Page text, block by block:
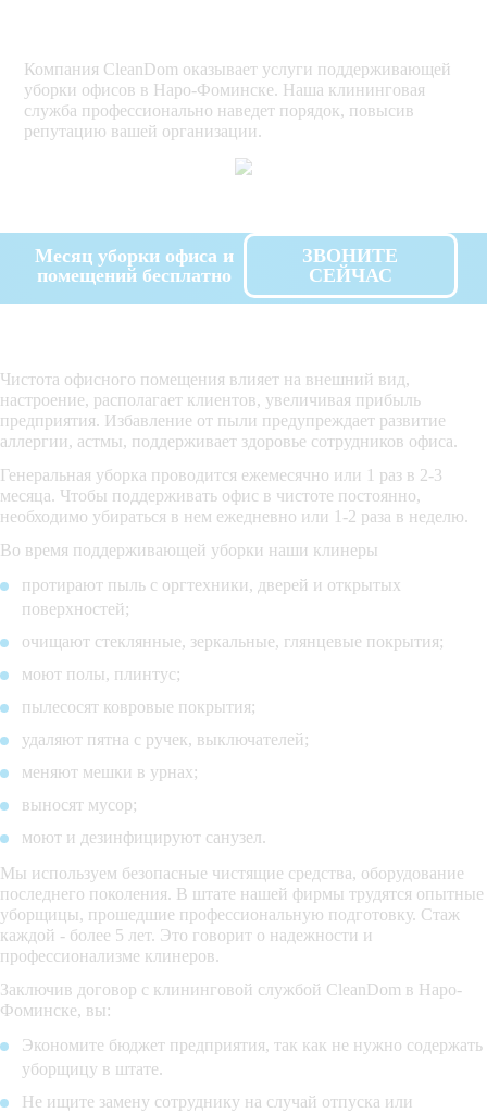
Компания CleanDom оказывает услуги поддерживающей
уборки офисов в Наро-Фоминске. Наша клининговая
служба профессионально наведет порядок, повысив
репутацию вашей организации.
Месяц уборки офиса и
помещений бесплатно
ЗВОНИТЕ
СЕЙЧАС
Чистота офисного помещения влияет на внешний вид,
настроение, располагает клиентов, увеличивая прибыль
предприятия. Избавление от пыли предупреждает развитие
аллергии, астмы, поддерживает здоровье сотрудников офиса.
Генеральная уборка проводится ежемесячно или 1 раз в 2-3
месяца. Чтобы поддерживать офис в чистоте постоянно,
необходимо убираться в нем ежедневно или 1-2 раза в неделю.
Во время поддерживающей уборки наши клинеры
протирают пыль с оргтехники, дверей и открытых
поверхностей;
очищают стеклянные, зеркальные, глянцевые покрытия;
моют полы, плинтус;
пылесосят ковровые покрытия;
удаляют пятна с ручек, выключателей;
меняют мешки в урнах;
выносят мусор;
моют и дезинфицируют санузел.
Мы используем безопасные чистящие средства, оборудование
последнего поколения. В штате нашей фирмы трудятся опытные
уборщицы, прошедшие профессиональную подготовку. Стаж
каждой - более 5 лет. Это говорит о надежности и
профессионализме клинеров.
Заключив договор с клининговой службой CleanDom в Наро-
Фоминске, вы:
Экономите бюджет предприятия, так как не нужно содержать
уборщицу в штате.
Не ищите замену сотруднику на случай отпуска или